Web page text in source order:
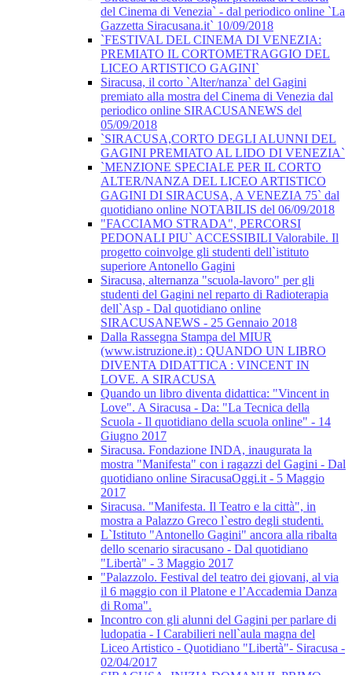
del Cinema di Venezia` - dal periodico online `La
Gazzetta Siracusana.it` 10/09/2018
`FESTIVAL DEL CINEMA DI VENEZIA:
PREMIATO IL CORTOMETRAGGIO DEL
LICEO ARTISTICO GAGINI`
Siracusa, il corto `Alter/nanza` del Gagini
premiato alla mostra del Cinema di Venezia dal
periodico online SIRACUSANEWS del
05/09/2018
`SIRACUSA,CORTO DEGLI ALUNNI DEL
GAGINI PREMIATO AL LIDO DI VENEZIA`
`MENZIONE SPECIALE PER IL CORTO
ALTER/NANZA DEL LICEO ARTISTICO
GAGINI DI SIRACUSA, A VENEZIA 75` dal
quotidiano online NOTABILIS del 06/09/2018
"FACCIAMO STRADA", PERCORSI
PEDONALI PIU` ACCESSIBILI Valorabile. Il
progetto coinvolge gli studenti dell`istituto
superiore Antonello Gagini
Siracusa, alternanza "scuola-lavoro" per gli
studenti del Gagini nel reparto di Radioterapia
dell`Asp - Dal quotidiano online
SIRACUSANEWS - 25 Gennaio 2018
Dalla Rassegna Stampa del MIUR
(www.istruzione.it) : QUANDO UN LIBRO
DIVENTA DIDATTICA : VINCENT IN
LOVE. A SIRACUSA
Quando un libro diventa didattica: "Vincent in
Love". A Siracusa - Da: "La Tecnica della
Scuola - Il quotidiano della scuola online" - 14
Giugno 2017
Siracusa. Fondazione INDA, inaugurata la
mostra "Manifesta" con i ragazzi del Gagini - Dal
quotidiano online SiracusaOggi.it - 5 Maggio
2017
Siracusa. "Manifesta. Il Teatro e la città", in
mostra a Palazzo Greco l`estro degli studenti.
L`Istituto "Antonello Gagini" ancora alla ribalta
dello scenario siracusano - Dal quotidiano
"Libertà" - 3 Maggio 2017
"Palazzolo. Festival del teatro dei giovani, al via
il 6 maggio con il Platone e l’Accademia Danza
di Roma".
Incontro con gli alunni del Gagini per parlare di
ludopatia - I Carabilieri nell`aula magna del
Liceo Artistico - Quotidiano "Libertà"- Siracusa -
02/04/2017